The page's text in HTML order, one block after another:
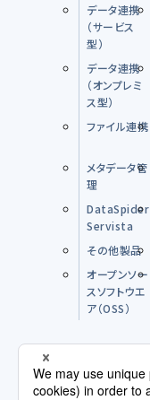
データ連携
（サービス
型）
データ連携
（オンプレミ
ス型）
ファイル連携
メタデータ管
理
DataSpider
Servista
その他製品
オープンソー
スソフトウエ
ア（OSS）
購入前のFAQ